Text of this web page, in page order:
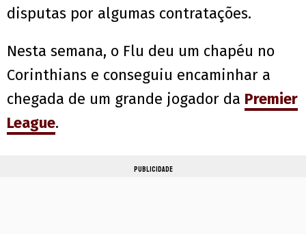
disputas por algumas contratações.
Nesta semana, o Flu deu um chapéu no
Corinthians e conseguiu encaminhar a
chegada de um grande jogador da Premier
League.
PUBLICIDADE